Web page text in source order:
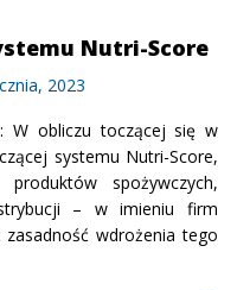
Nutri-Score
2023
W obliczu toczącej się w
systemu Nutri-Score,
spożywczych,
– w imieniu firm
zasadność wdrożenia tego